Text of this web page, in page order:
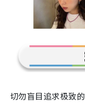
切勿盲目追求极致